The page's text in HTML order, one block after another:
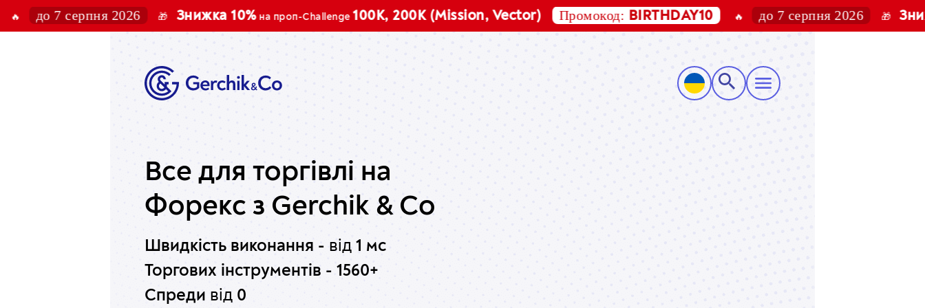
7 серпня 2026 🎁 Знижка 10%на проп-Challenge100K, 200K (Mission, Vector) Промокод:BIRTHDAY10 🔥 до 7 серпня 2026 🎁 Знижка
Все для торгівлі на
Форекс з Gerchik & Co
Швидкість виконання - від 1 мс
Торгових інструментів - 1560+
Спреди від 0